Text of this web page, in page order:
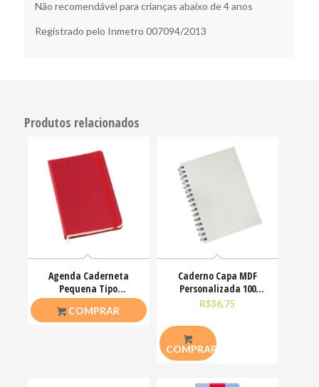
Não recomendável para crianças abaixo de 4 anos
Registrado pelo Inmetro 007094/2013
Produtos relacionados
Agenda Caderneta
Pequena Tipo
Moleskine Sem Pauta
80 Folhas
COMPRAR
Caderno Capa MDF
Personalizada 100
Folhas 14,5x20cm
R$36,75
COMPRAR